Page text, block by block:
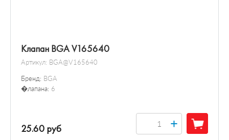
Клапан BGA V165640
Артикул: BGA@V165640
Бренд: BGA
�лапана: 6
25.60 руб +